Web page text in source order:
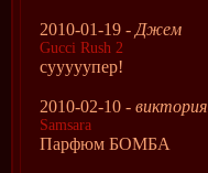
2010-01-19 - Джем
Gucci Rush 2
сууууупер!
2010-02-10 - виктория
Samsara
Парфюм БОМБА